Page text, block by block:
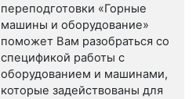
переподготовки «Горные
машины и оборудование»
поможет Вам разобраться со
спецификой работы с
оборудованием и машинами,
которые задействованы для